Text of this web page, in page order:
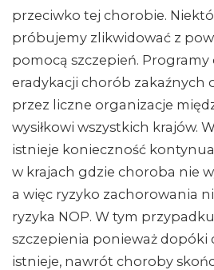
przeciwko tej chorobie.
próbujemy zlikwidować z
pomocą szczepień. Programy
eradykacji chorób zakaźnych
przez liczne organizacje
wysiłkowi wszystkich krajów.
istnieje konieczność
w krajach gdzie choroba nie
a więc ryzyko zachorowania
ryzyka NOP. W tym
szczepienia ponieważ
istnieje, nawrót choroby